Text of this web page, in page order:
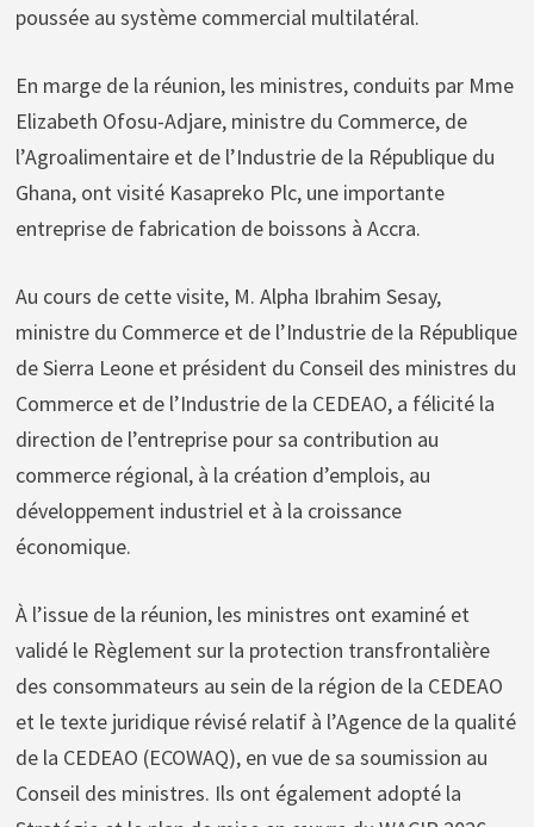
poussée au système commercial multilatéral.
En marge de la réunion, les ministres, conduits par Mme
Elizabeth Ofosu-Adjare, ministre du Commerce, de
l’Agroalimentaire et de l’Industrie de la République du
Ghana, ont visité Kasapreko Plc, une importante
entreprise de fabrication de boissons à Accra.
Au cours de cette visite, M. Alpha Ibrahim Sesay,
ministre du Commerce et de l’Industrie de la République
de Sierra Leone et président du Conseil des ministres du
Commerce et de l’Industrie de la CEDEAO, a félicité la
direction de l’entreprise pour sa contribution au
commerce régional, à la création d’emplois, au
développement industriel et à la croissance
économique.
À l’issue de la réunion, les ministres ont examiné et
validé le Règlement sur la protection transfrontalière
des consommateurs au sein de la région de la CEDEAO
et le texte juridique révisé relatif à l’Agence de la qualité
de la CEDEAO (ECOWAQ), en vue de sa soumission au
Conseil des ministres. Ils ont également adopté la